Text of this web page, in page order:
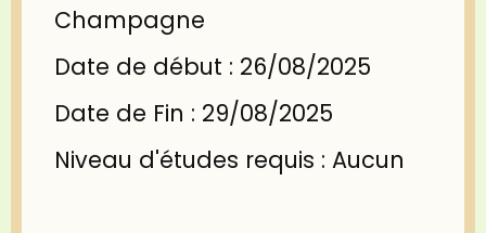
Champagne
Date de début : 26/08/2025
Date de Fin : 29/08/2025
Niveau d'études requis : Aucun